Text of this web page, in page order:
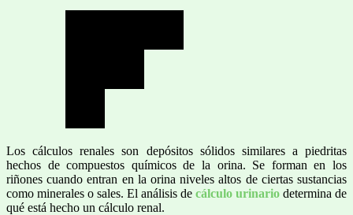
Los cálculos renales son depósitos sólidos similares a piedritas
hechos de compuestos químicos de la orina. Se forman en los
riñones cuando entran en la orina niveles altos de ciertas sustancias
como minerales o sales. El análisis de cálculo urinario determina de
qué está hecho un cálculo renal.